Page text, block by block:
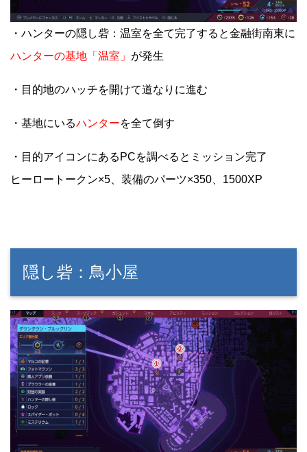
・ハンターの隠し砦：温室を全て完了すると金融街南東に
ハンターの基地「温室」 が発生
・目的地のハッチを開けて道なりに進む
・基地にいるハンターを全て倒す
・目的アイコンにあるPCを調べるとミッション完了
ヒーロートークン×5、装備のパーツ×350、1500XP
隠し砦：鳥小屋